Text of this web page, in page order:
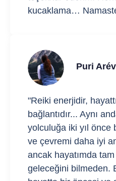
kucaklama…
"Reiki enerjidir,
bağlantıdır... Aynı
yolculuğa iki yıl önce
ve çevremi daha iyi
ancak hayatımda
geleceğini bilmeden.
Puri